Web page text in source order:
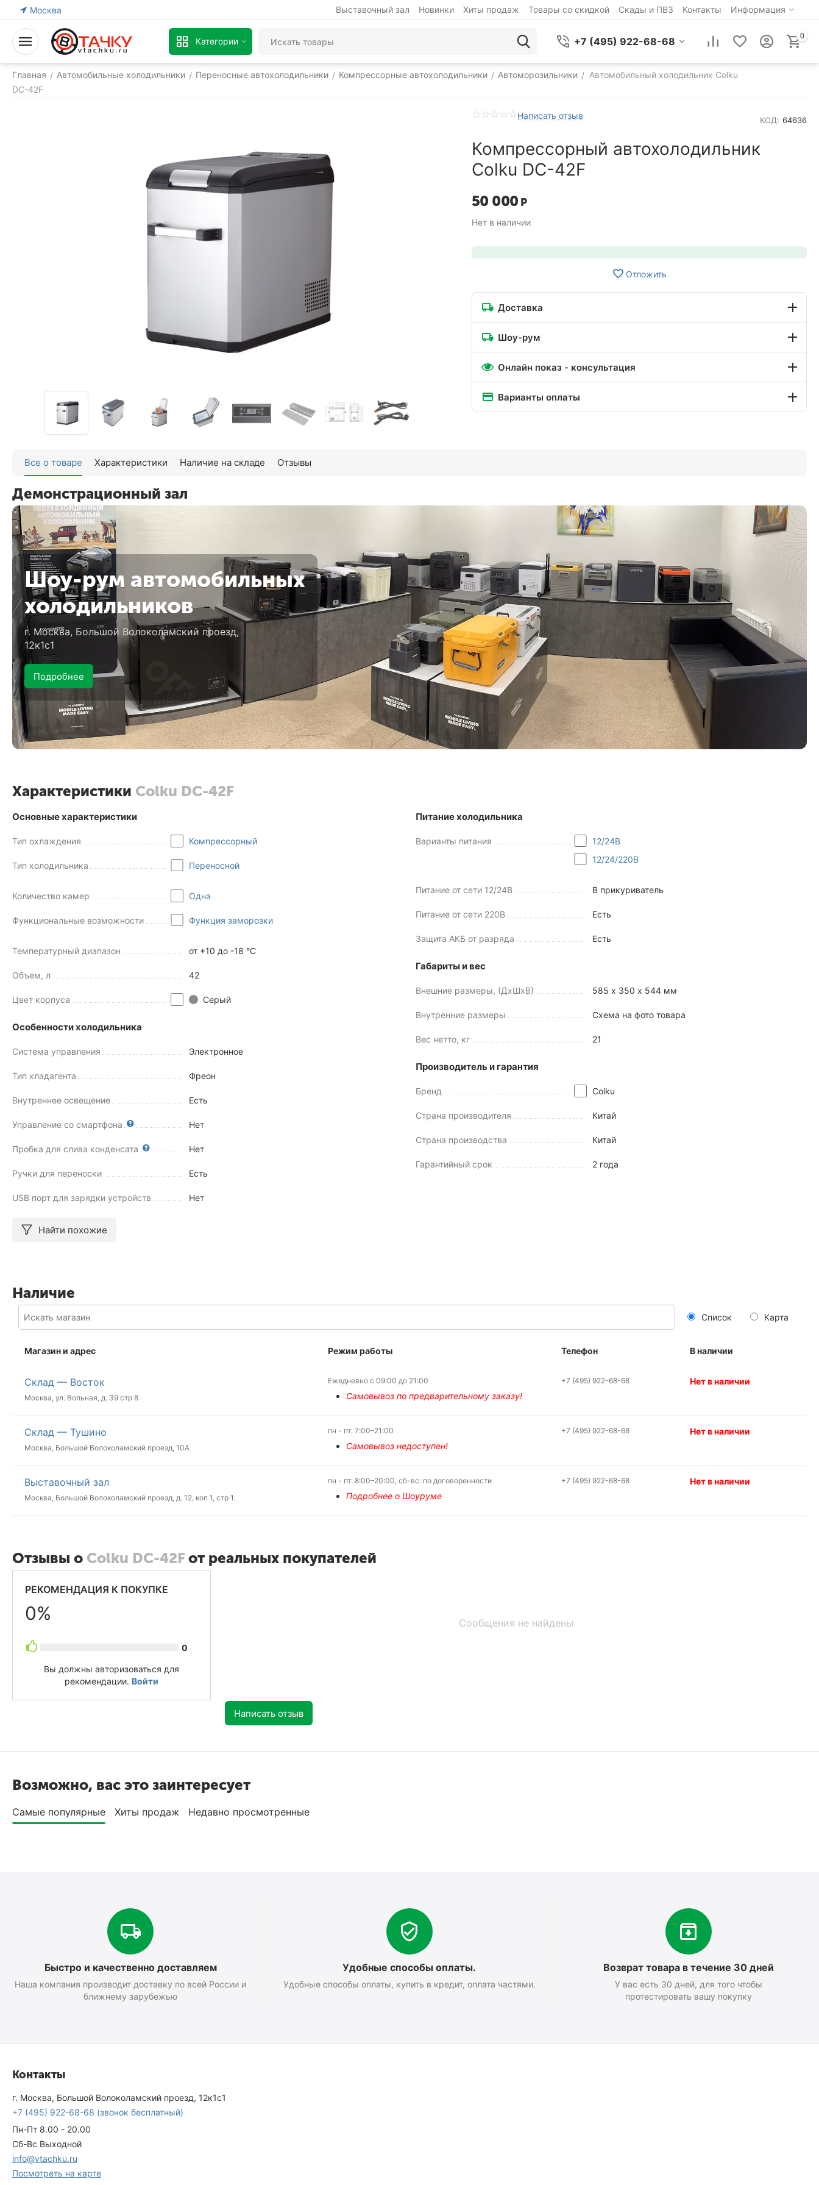
Москва Выставочный зал Новинки Хиты продаж Товары со скидкой Скады и ПВЗ Контакты Информация
Категории +7 (495) 922-68-68 0
Главная / Автомобильные холодильники / Переносные автохолодильники / Компрессорные автохолодильники / Автоморозильники / Автомобильный холодильник Colku
DC-42F
Написать отзыв КОД: 64636
Компрессорный автохолодильник
Colku DC-42F
50 000 Р
Нет в наличии
Отложить
Доставка
Шоу-рум
Онлайн показ - консультация
Варианты оплаты
Все о товаре Характеристики Наличие на складе Отзывы
Демонстрационный зал
Шоу-рум автомобильных
холодильников
г. Москва, Большой Волоколамский проезд,
12к1с1
Подробнее
Характеристики Colku DC-42F
Основные характеристики
Тип охлаждения Компрессорный
Тип холодильника Переносной
Количество камер Одна
Функциональные возможности Функция заморозки
Температурный диапазон от +10 до -18 °C
Объем, л 42
Цвет корпуса Серый
Особенности холодильника
Система управления Электронное
Тип хладагента Фреон
Внутреннее освещение Есть
Управление со смартфона Нет
Пробка для слива конденсата Нет
Ручки для переноски Есть
USB порт для зарядки устройств Нет
Питание холодильника
Варианты питания
12/24В
12/24/220В
Питание от сети 12/24В В прикуриватель
Питание от сети 220В Есть
Защита АКБ от разряда Есть
Габариты и вес
Внешние размеры, (ДхШхВ) 585 х 350 х 544 мм
Внутренние размеры Схема на фото товара
Вес нетто, кг 21
Производитель и гарантия
Бренд Colku
Страна производителя Китай
Страна производства Китай
Гарантийный срок 2 года
Найти похожие
Наличие
Список Карта
Магазин и адрес Режим работы Телефон В наличии
Склад — Восток
Москва, ул. Вольная, д. 39 стр 8
Ежедневно с 09:00 до 21:00
Самовывоз по предварительному заказу!
+7 (495) 922-68-68 Нет в наличии
Склад — Тушино
Москва, Большой Волоколамский проезд, 10А
пн - пт: 7:00–21:00
Самовывоз недоступен!
+7 (495) 922-68-68 Нет в наличии
Выставочный зал
Москва, Большой Волоколамский проезд, д. 12, коп 1, стр 1.
пн - пт: 8:00–20:00, сб-вс: по договоренности
Подробнее о Шоуруме
+7 (495) 922-68-68 Нет в наличии
Отзывы о Colku DC-42F от реальных покупателей
РЕКОМЕНДАЦИЯ К ПОКУПКЕ
0%
0
Вы должны авторизоваться для
рекомендации. Войти
Сообщения не найдены
Написать отзыв
Возможно, вас это заинтересует
Самые популярные Хиты продаж Недавно просмотренные
Быстро и качественно доставляем
Наша компания производит доставку по всей России и
ближнему зарубежью
Удобные способы оплаты.
Удобные способы оплаты, купить в кредит, оплата частями.
Возврат товара в течение 30 дней
У вас есть 30 дней, для того чтобы
протестировать вашу покупку
Контакты
г. Москва, Большой Волоколамский проезд, 12к1с1
+7 (495) 922-68-68 (звонок бесплатный)
Пн-Пт 8.00 - 20.00
Сб-Вс Выходной
info@vtachku.ru
Посмотреть на карте